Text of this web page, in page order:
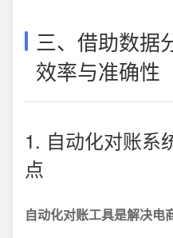
三、借助数据
效率与准确性
1. 自动化对账系
点
自动化对账工具是解决电